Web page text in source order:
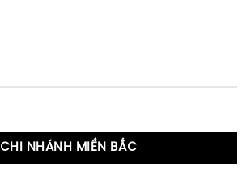
CHI NHÁNH MIỀN BẮC